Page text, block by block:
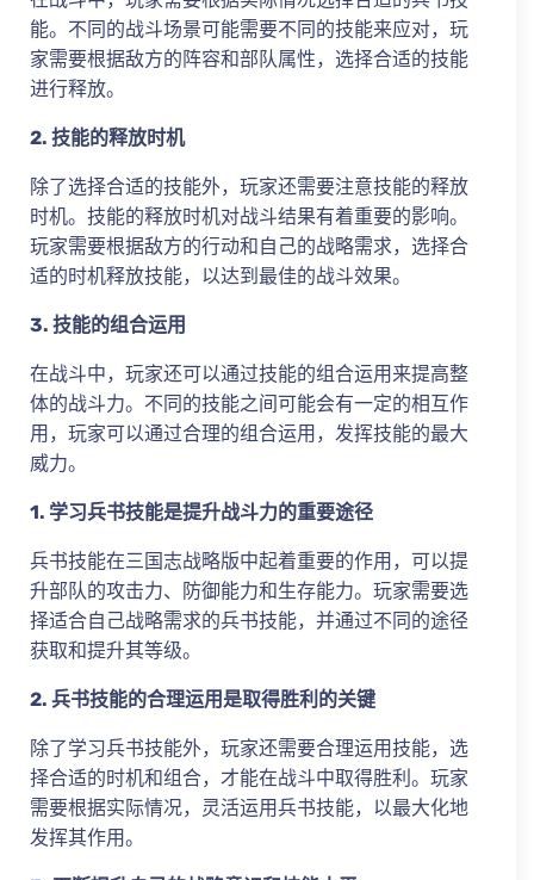
能。不同的战斗场景可能需要不同的技能来应对，玩
家需要根据敌方的阵容和部队属性，选择合适的技能
进行释放。
2. 技能的释放时机
除了选择合适的技能外，玩家还需要注意技能的释放
时机。技能的释放时机对战斗结果有着重要的影响。
玩家需要根据敌方的行动和自己的战略需求，选择合
适的时机释放技能，以达到最佳的战斗效果。
3. 技能的组合运用
在战斗中，玩家还可以通过技能的组合运用来提高整
体的战斗力。不同的技能之间可能会有一定的相互作
用，玩家可以通过合理的组合运用，发挥技能的最大
威力。
1. 学习兵书技能是提升战斗力的重要途径
兵书技能在三国志战略版中起着重要的作用，可以提
升部队的攻击力、防御能力和生存能力。玩家需要选
择适合自己战略需求的兵书技能，并通过不同的途径
获取和提升其等级。
2. 兵书技能的合理运用是取得胜利的关键
除了学习兵书技能外，玩家还需要合理运用技能，选
择合适的时机和组合，才能在战斗中取得胜利。玩家
需要根据实际情况，灵活运用兵书技能，以最大化地
发挥其作用。